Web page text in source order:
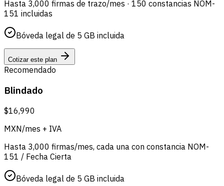
Hasta 3,000 firmas de trazo/mes · 150 constancias NOM-
151 incluidas
Bóveda legal de 5 GB incluida
Cotizar este plan
Recomendado
Blindado
$16,990
MXN/mes + IVA
Hasta 3,000 firmas/mes, cada una con constancia NOM-
151 / Fecha Cierta
Bóveda legal de 5 GB incluida